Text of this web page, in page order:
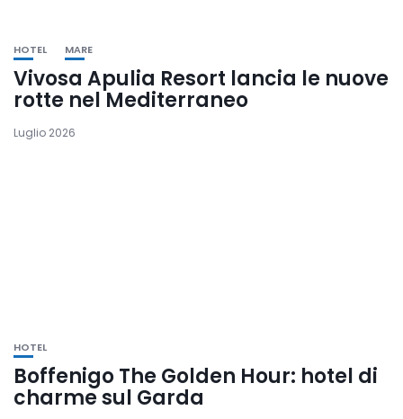
HOTEL MARE
Vivosa Apulia Resort lancia le nuove
rotte nel Mediterraneo
Luglio 2026
HOTEL
Boffenigo The Golden Hour: hotel di
charme sul Garda